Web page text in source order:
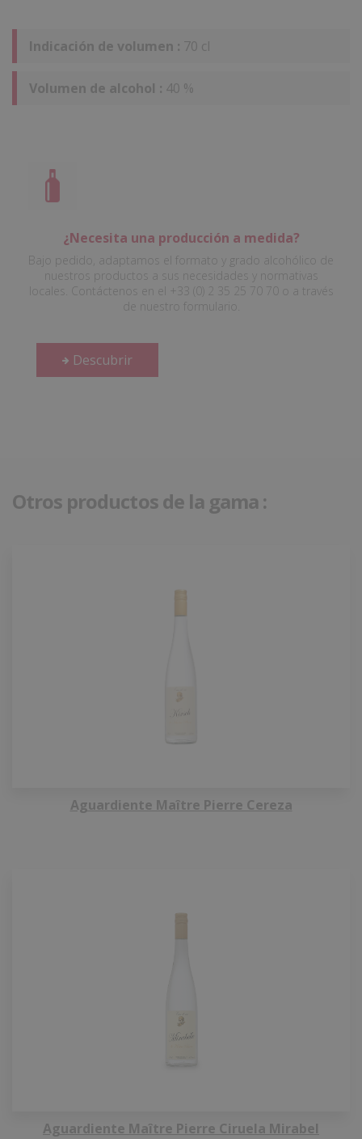
Indicación de volumen : 70 cl
Volumen de alcohol : 40 %
¿Necesita una producción a medida?
Bajo pedido, adaptamos el formato y grado alcohólico de
nuestros productos a sus necesidades y normativas
locales. Contáctenos en el +33 (0) 2 35 25 70 70 o a través
de nuestro formulario.
Descubrir
Otros productos de la gama :
Aguardiente Maître Pierre Cereza
Aguardiente Maître Pierre Ciruela Mirabel